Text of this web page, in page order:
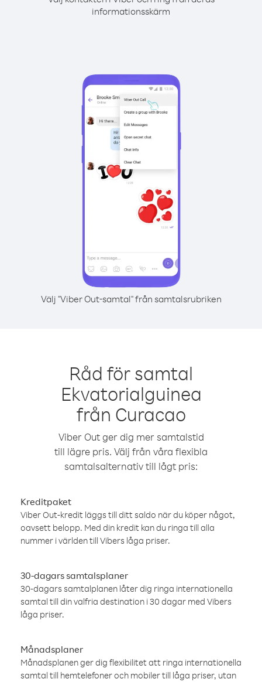
informationsskärm
Välj "Viber Out-samtal" från samtalsrubriken
Råd för samtal
Ekvatorialguinea
från Curacao
Viber Out ger dig mer samtalstid
till lägre pris. Välj från våra flexibla
samtalsalternativ till lågt pris:
Kreditpaket
Viber Out-kredit läggs till ditt saldo när du köper något,
oavsett belopp. Med din kredit kan du ringa till alla
nummer i världen till Vibers låga priser.
30-dagars samtalsplaner
30-dagars samtalplanen låter dig ringa internationella
samtal till din valfria destination i 30 dagar med Vibers
låga priser.
Månadsplaner
Månadsplanen ger dig flexibilitet att ringa internationella
samtal till hemtelefoner och mobiler till låga priser, utan